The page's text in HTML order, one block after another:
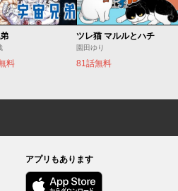
料
ツレ猫 マルルとハチ
園田ゆり
81話無料
アプリもあります